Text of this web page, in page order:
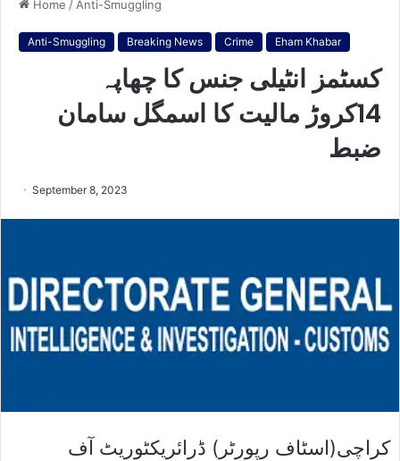
Home / Anti-Smuggling
Anti-Smuggling Breaking News Crime Eham Khabar
کسٹمز انٹیلی جنس کا چھاپہ
14کروڑ مالیت کا اسمگل سامان
ضبط
September 8, 2023
کراچی(اسٹاف رپورٹر) ڈرائریکٹوریٹ آف